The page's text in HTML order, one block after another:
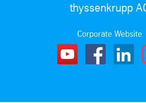
thyssenkrupp
Corporate Website